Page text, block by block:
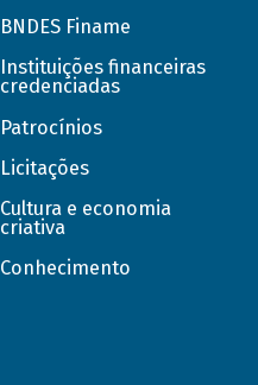
BNDES Finame
Instituições financeiras
credenciadas
Patrocínios
Licitações
Cultura e economia
criativa
Conhecimento